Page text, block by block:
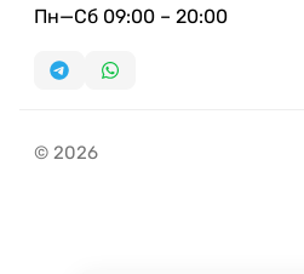
Пн—Сб 09:00 – 20:00
© 2026